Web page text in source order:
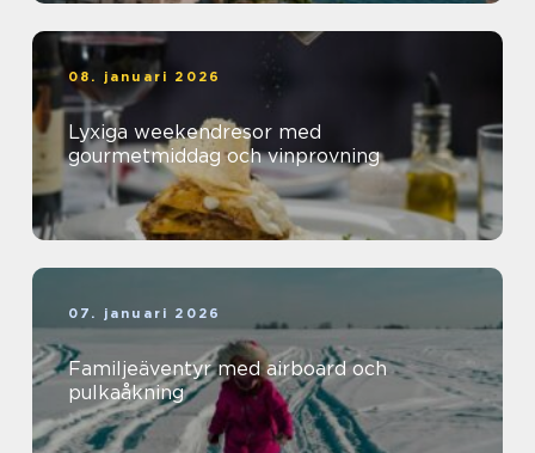
08. januari 2026
Lyxiga weekendresor med
gourmetmiddag och vinprovning
07. januari 2026
Familjeäventyr med airboard och
pulkaåkning